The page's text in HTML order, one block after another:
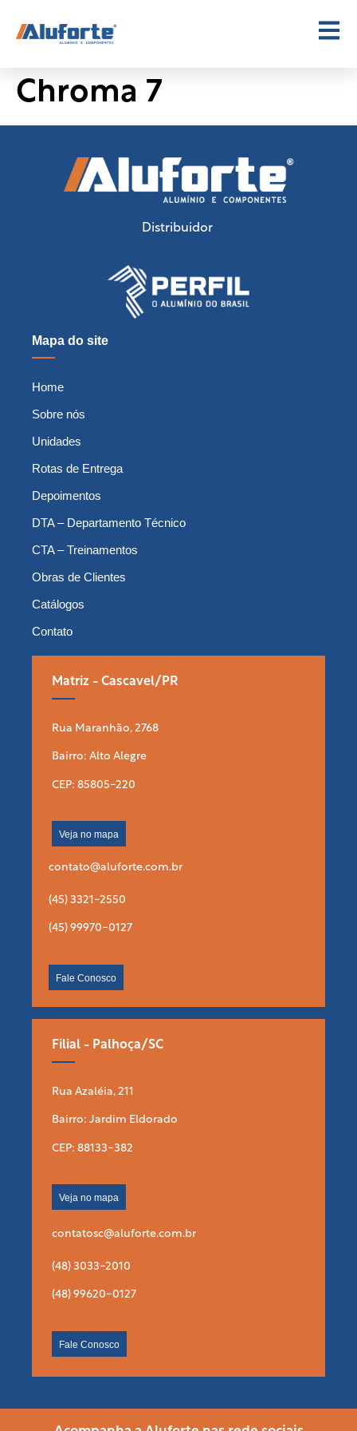
Chroma 7
Distribuidor
Mapa do site
Home
Sobre nós
Unidades
Rotas de Entrega
Depoimentos
DTA – Departamento Técnico
CTA – Treinamentos
Obras de Clientes
Catálogos
Contato
Matriz - Cascavel/PR
Rua Maranhão, 2768
Bairro: Alto Alegre
CEP: 85805-220
Veja no mapa
contato@aluforte.com.br
(45) 3321-2550
(45) 99970-0127
Fale Conosco
Filial - Palhoça/SC
Rua Azaléia, 211
Bairro: Jardim Eldorado
CEP: 88133-382
Veja no mapa
contatosc@aluforte.com.br
(48) 3033-2010
(48) 99620-0127
Fale Conosco